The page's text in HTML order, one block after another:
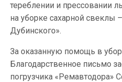
тереблении и прессовании
на уборке сахарной свеклы
Дубинского».
За оказанную помощь в
Благодарственное письмо
погрузчика «Ремавтодора»